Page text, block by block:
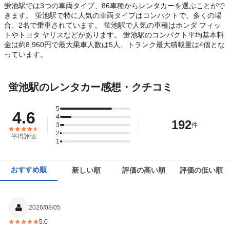
蛍池駅では3つの車両タイプ、86車種からレンタカーを選ぶことがで
きます。 蛍池駅で特に人気の車両タイプはコンパクトで、多くの場
合、2名で乗車されています。 蛍池駅で人気の車種はホンダ フィッ
トやトヨタ ヤリスなどがあります。 蛍池駅のコンパクト平均基本料
金は約8,960円で最大乗車人数は5人、トランク最大積載量は4個とな
っています。
蛍池駅のレンタカー感想・クチコミ
4.6
平均評価
5
4
3
2
1
192件
おすすめ順 新しい順 評価の高い順 評価の低い順
2026/08/05
5.0